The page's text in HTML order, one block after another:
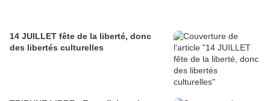
14 JUILLET fête de la liberté, donc
des libertés culturelles